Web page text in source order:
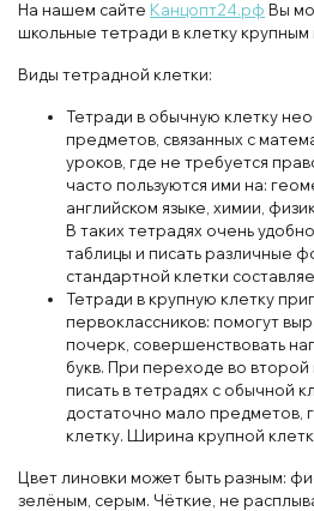
На нашем сайте Канцопт24.рф Вы
школьные тетради в клетку
Виды тетрадной клетки:
Тетради в обычную клетку
предметов, связанных с
уроков, где не требуется
часто пользуются ими на:
английском языке, химии,
В таких тетрадях очень
таблицы и писать различные
стандартной клетки
Тетради в крупную клетку
первоклассников: помогут
почерк, совершенствовать
букв. При переходе во
писать в тетрадях с обычной
достаточно мало предметов,
клетку. Ширина крупной
Цвет линовки может быть разным:
зелёным, серым. Чёткие, не